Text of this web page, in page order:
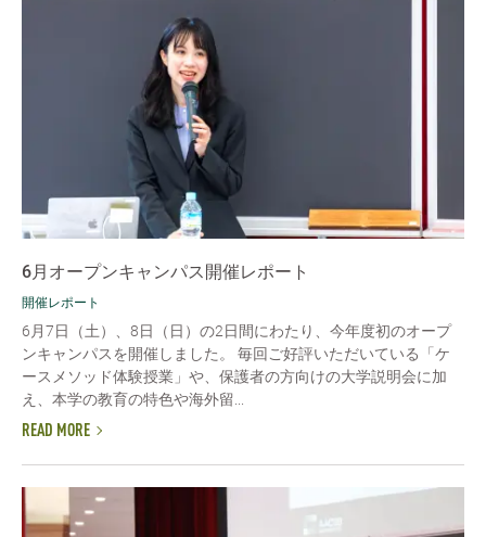
6月オープンキャンパス開催レポート
開催レポート
6月7日（土）、8日（日）の2日間にわたり、今年度初のオープ
ンキャンパスを開催しました。 毎回ご好評いただいている「ケ
ースメソッド体験授業」や、保護者の方向けの大学説明会に加
え、本学の教育の特色や海外留...
READ MORE